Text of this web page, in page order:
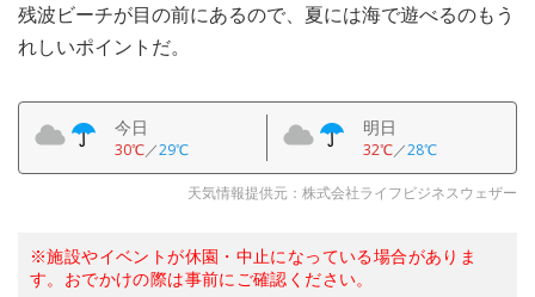
残波ビーチが目の前にあるので、夏には海で遊べるのもう
れしいポイントだ。
今日
30℃／29℃
明日
32℃／28℃
天気情報提供元：株式会社ライフビジネスウェザー
※施設やイベントが休園・中止になっている場合がありま
す。おでかけの際は事前にご確認ください。